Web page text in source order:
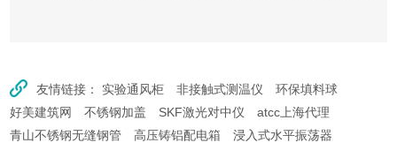
友情链接： 实验通风柜 非接触式测温仪
环保填料球
好美建筑网
不锈钢加盖 SKF激光对中仪
atcc上海代理
青山不锈钢无缝钢管
高压铸铝配电箱
浸入式水平振荡器